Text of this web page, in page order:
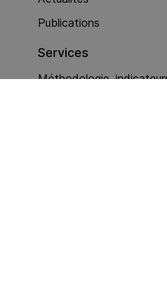
Publications
Services
Méthodologie,